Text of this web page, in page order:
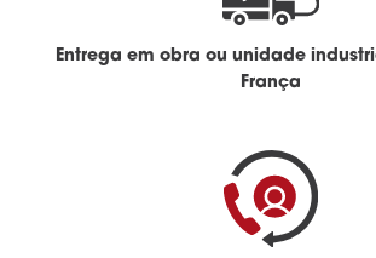
Entrega em obra ou unidade
França